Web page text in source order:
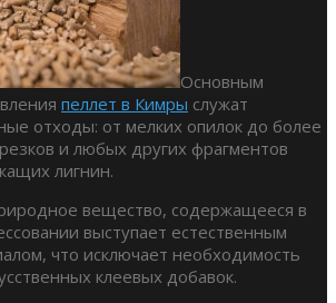
Основным
пеллет в Кимры служат
отходы: от мелких опилок до более
и любых других фрагментов
лигнин.
вещество, содержащееся в
выступает естественным
что исключает необходимость
клеевых добавок.